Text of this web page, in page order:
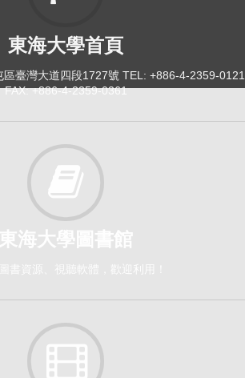
東海大學首頁
臺灣大道四段1727號 TEL: +886-4-2359-0121
FAX: +886-4-2359-0361
東海大學圖書館
圖書資源、視聽軟體，歡迎利用！